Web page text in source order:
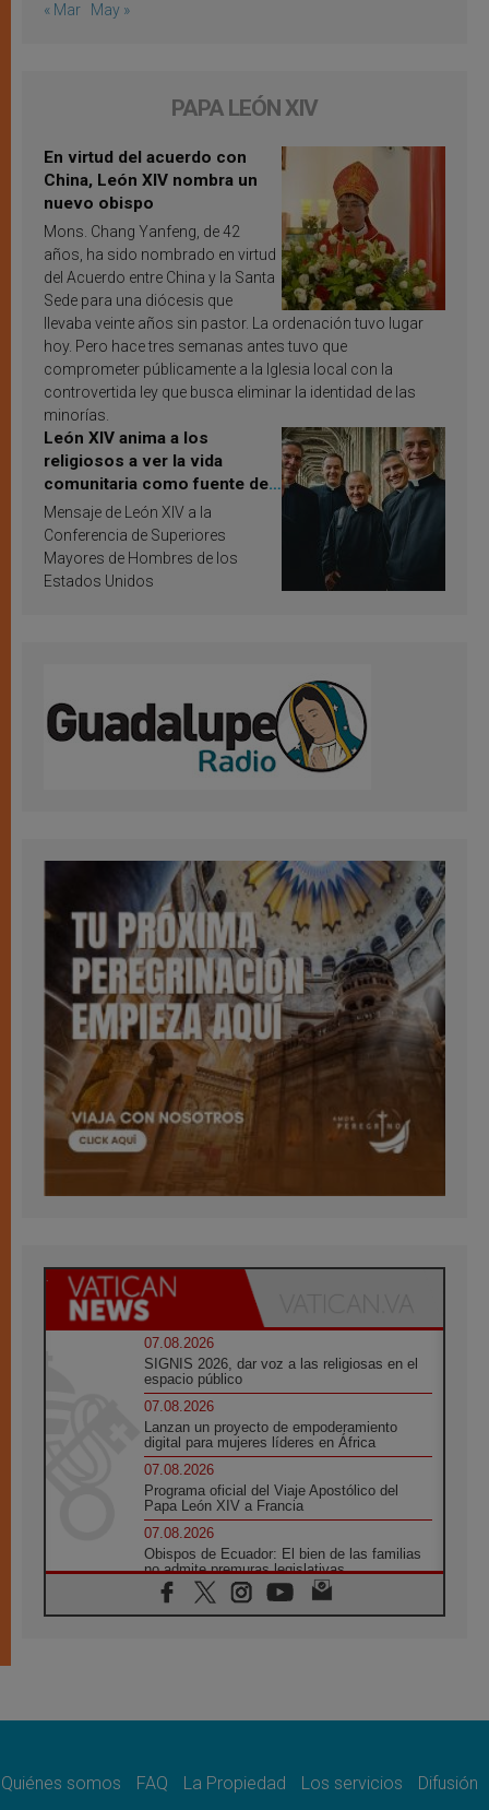
« Mar May »
PAPA LEÓN XIV
En virtud del acuerdo con
China, León XIV nombra un
nuevo obispo
Mons. Chang Yanfeng, de 42
años, ha sido nombrado en virtud
del Acuerdo entre China y la Santa
Sede para una diócesis que
llevaba veinte años sin pastor. La ordenación tuvo lugar
hoy. Pero hace tres semanas antes tuvo que
comprometer públicamente a la Iglesia local con la
controvertida ley que busca eliminar la identidad de las
minorías.
León XIV anima a los
religiosos a ver la vida
comunitaria como fuente de
inspiración y santificación
Mensaje de León XIV a la
Conferencia de Superiores
Mayores de Hombres de los
Estados Unidos
07.08.2026
SIGNIS 2026, dar voz a las religiosas en el
espacio público
07.08.2026
Lanzan un proyecto de empoderamiento
digital para mujeres líderes en África
07.08.2026
Programa oficial del Viaje Apostólico del
Papa León XIV a Francia
07.08.2026
Obispos de Ecuador: El bien de las familias
no admite premuras legislativas
06.08.2026
Cardenal Parolin: La paz comienza con la
06.08.2026
06.08.2026
Quiénes somos FAQ La Propiedad Los servicios Difusión